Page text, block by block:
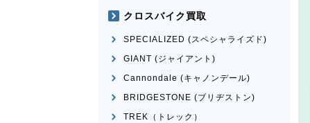
クロスバイク買取
SPECIALIZED (スペシャライズド)
GIANT (ジャイアント)
Cannondale (キャノンデール)
BRIDGESTONE (ブリヂストン)
TREK（トレック）